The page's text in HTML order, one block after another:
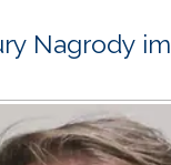
Nagrody